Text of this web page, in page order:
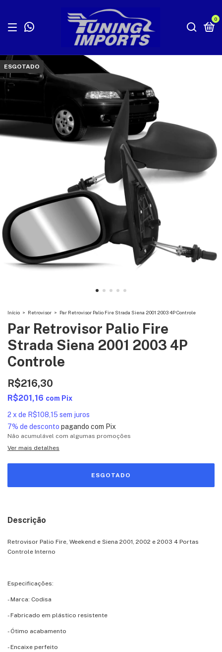
0
ESGOTADO
Início > Retrovisor > Par Retrovisor Palio Fire Strada Siena 2001 2003 4P Controle
Par Retrovisor Palio Fire
Strada Siena 2001 2003 4P
Controle
R$216,30
R$201,16 com Pix
2 x de R$108,15 sem juros
7% de desconto pagando com Pix
Não acumulável com algumas promoções
Ver mais detalhes
Descrição
Retrovisor Palio Fire, Weekend e Siena 2001, 2002 e 2003 4 Portas
Controle Interno
Especificações:
- Marca: Codisa
- Fabricado em plástico resistente
- Ótimo acabamento
- Encaixe perfeito